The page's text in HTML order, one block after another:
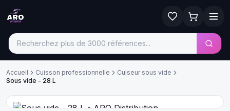
Accueil Cuisson professionnelle
Cuiseur sous vide
Sous vide - 28 L